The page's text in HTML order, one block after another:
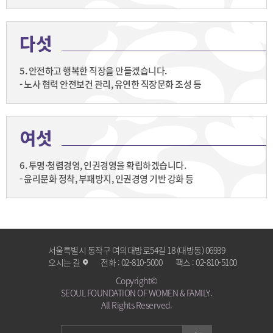
다섯
5. 안전하고 행복한 직장을 만들겠습니다.
- 노사 협력 안전보건 관리, 유연한 직장문화 조성 등
여섯
6. 투명·청렴경영, 인권경영을 확립하겠습니다.
- 윤리문화 정착, 부패방지, 인권경영 기반 강화 등
서울특별시 동작구 여의대방로54길 18 (대방동) 06939
오시는 길
전화 :02-810-5000 팩스 :02-810-5100
Copyright©
SEOUL FOUNDATION OF WOMEN & FAMILY.
All Rights Reserved.